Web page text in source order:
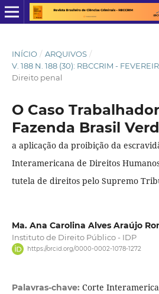
INÍCIO / ARQUIVOS /
V. 188 N. 188 (30): RBCCRIM -
Direito penal
O Caso
Fazenda Brasil
a aplicação da proibição da
Interamericana de Direitos
tutela de direitos pelo Supremo
Ma. Ana Carolina Alves Araújo
Instituto de Direito Público - IDP
https://orcid.org/0000-0002-1078-1272
Palavras-chave: Corte